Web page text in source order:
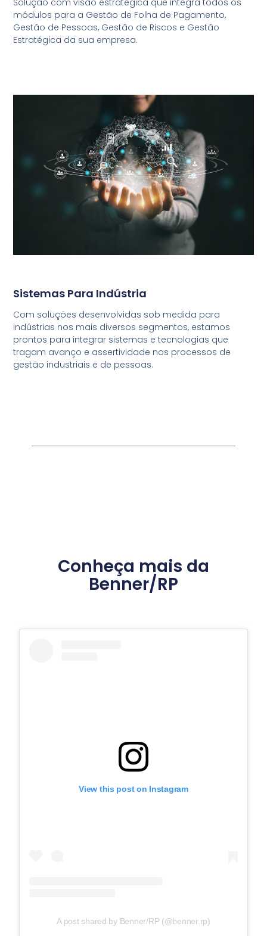
Solução com visão estratégica que integra todos os
módulos para a Gestão de Folha de Pagamento,
Gestão de Pessoas, Gestão de Riscos e Gestão
Estratégica da sua empresa.
Sistemas Para Indústria
Com soluções desenvolvidas sob medida para
indústrias nos mais diversos segmentos, estamos
prontos para integrar sistemas e tecnologias que
tragam avanço e assertividade nos processos de
gestão industriais e de pessoas.
Conheça mais da
Benner/RP
View this post on Instagram
A post shared by Benner/RP (@benner.rp)